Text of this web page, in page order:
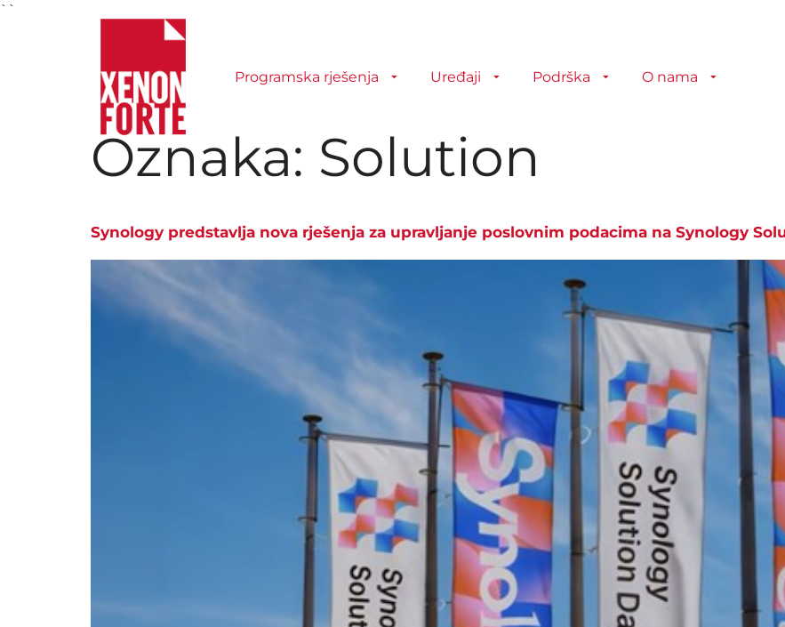
``
Programska rješenja Uređaji Podrška O nama
Oznaka: Solution
Synology predstavlja nova rješenja za upravljanje poslovnim podacima na Synology